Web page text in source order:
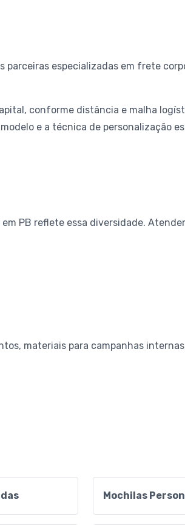
parceiras especializadas em frete
conforme distância e malha
e a técnica de personalização
PB reflete essa diversidade.
materiais para campanhas
Mochilas